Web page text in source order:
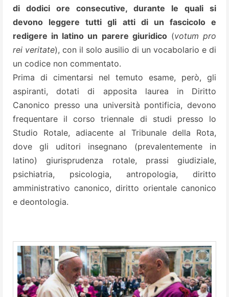
di dodici ore consecutive, durante le quali si
devono leggere tutti gli atti di un fascicolo e
redigere in latino un parere giuridico(votum pro
rei veritate), con il solo ausilio di un vocabolario e di
un codice non commentato.
Prima di cimentarsi nel temuto esame, però, gli
aspiranti, dotati di apposita laurea in Diritto
Canonico presso una università pontificia, devono
frequentare il corso triennale di studi presso lo
Studio Rotale, adiacente al Tribunale della Rota,
dove gli uditori insegnano (prevalentemente in
latino) giurisprudenza rotale, prassi giudiziale,
psichiatria, psicologia, antropologia, diritto
amministrativo canonico, diritto orientale canonico
e deontologia.